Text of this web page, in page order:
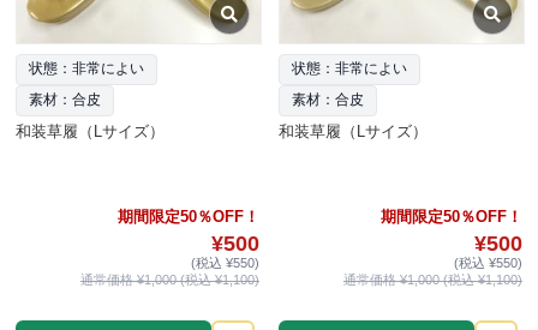
状態：非常によい
素材：合皮
和装草履（Lサイズ）
期間限定50％OFF！
¥500
(税込 ¥550)
通常価格 ¥1,000 (税込 ¥1,100)
状態：非常によい
素材：合皮
和装草履（Lサイズ）
期間限定50％OFF！
¥500
(税込 ¥550)
通常価格 ¥1,000 (税込 ¥1,100)